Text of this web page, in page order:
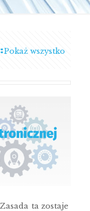
Pokaż wszystko
ta zostaje